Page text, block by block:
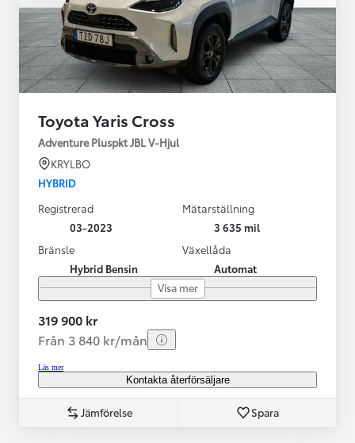
Toyota Yaris Cross
Adventure Pluspkt JBL V-Hjul
KRYLBO
HYBRID
Registrerad
03-2023
Mätarställning
3 635 mil
Bränsle
Hybrid Bensin
Växellåda
Automat
Visa mer
319 900 kr
Från 3 840 kr/mån
Läs mer
Kontakta återförsäljare
Jämförelse Spara